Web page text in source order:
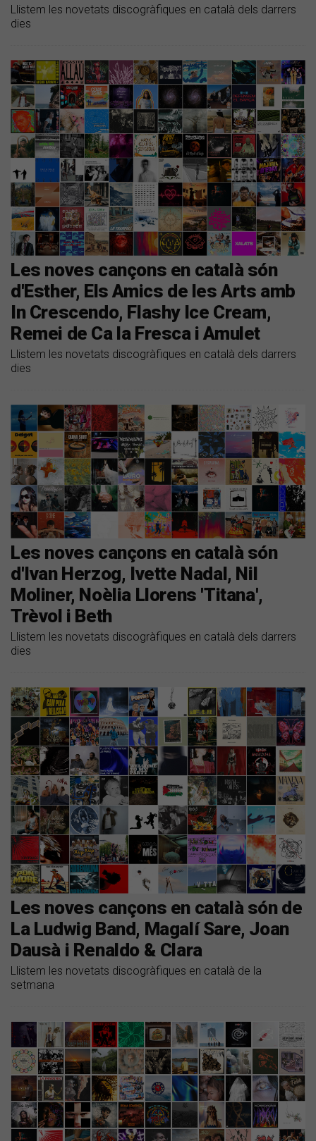
Llistem les novetats discogràfiques en català dels darrers
dies
Les noves cançons en català són
d'Esther, Els Amics de les Arts amb
In Crescendo, Flashy Ice Cream,
Remei de Ca la Fresca i Amulet
Llistem les novetats discogràfiques en català dels darrers
dies
Les noves cançons en català són
d'Ivan Herzog, Ivette Nadal, Nil
Moliner, Noèlia Llorens 'Titana',
Trèvol i Beth
Llistem les novetats discogràfiques en català dels darrers
dies
Les noves cançons en català són de
La Ludwig Band, Magalí Sare, Joan
Dausà i Renaldo & Clara
Llistem les novetats discogràfiques en català de la
setmana